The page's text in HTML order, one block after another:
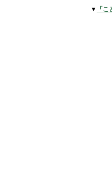
▼
「